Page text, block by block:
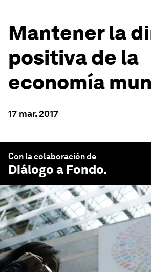
Mantener la
positiva de la
economía
17 mar. 2017
Con la colaboración de
Diálogo a Fondo.